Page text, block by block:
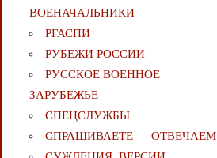
ВОЕНАЧАЛЬНИКИ
РГАСПИ
РУБЕЖИ РОССИИ
РУССКОЕ ВОЕННОЕ
ЗАРУБЕЖЬЕ
СПЕЦСЛУЖБЫ
СПРАШИВАЕТЕ — ОТВЕЧАЕМ